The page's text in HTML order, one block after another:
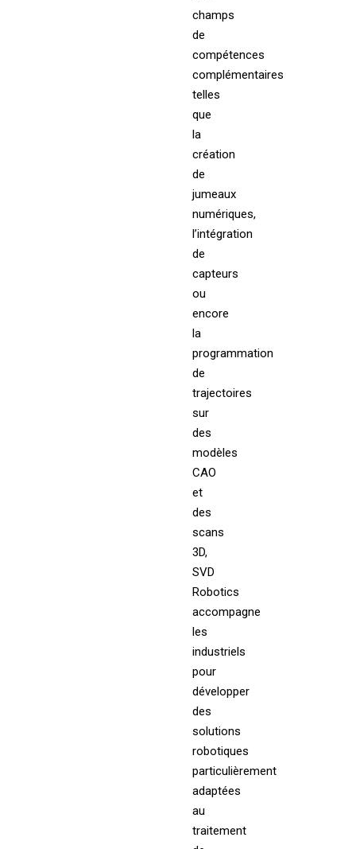
champs
de
compétences
complémentaires
telles
que
la
création
de
jumeaux
numériques,
l’intégration
de
capteurs
ou
encore
la
programmation
de
trajectoires
sur
des
modèles
CAO
et
des
scans
3D,
SVD
Robotics
accompagne
les
industriels
pour
développer
des
solutions
robotiques
particulièrement
adaptées
au
traitement